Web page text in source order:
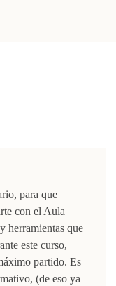
para que
con el Aula
herramientas que
este curso,
partido. Es
(de eso ya